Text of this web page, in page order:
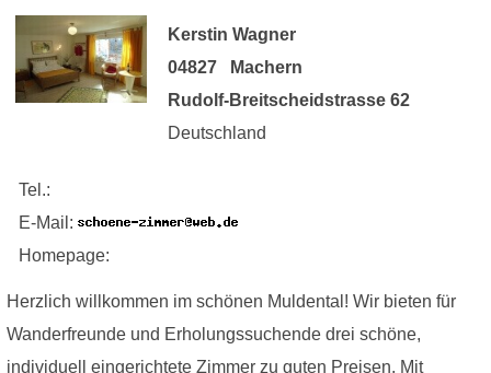
Kerstin Wagner
04827 Machern
Rudolf-Breitscheidstrasse 62
Deutschland
Tel.:
E-Mail:
Homepage:
Herzlich willkommen im schönen Muldental! Wir bieten für
Wanderfreunde und Erholungssuchende drei schöne,
individuell eingerichtete Zimmer zu guten Preisen. Mit